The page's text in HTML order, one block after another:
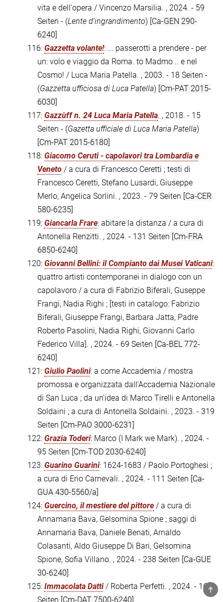
vita e dell'opera / Vincenzo Marsilia. , 2024. - 59
Seiten - (Lente d'ingrandimento) [Ca-GEN 290-
6240]
116: Gazzetta volante!: ... passerotti a prendere - per
un: volo e viaggio da Roma. to Madmo .. e nel
Cosmo! / Luca Maria Patella. , 2003. - 18 Seiten -
(Gazzetta ufficiosa di Luca Patella) [Cm-PAT 2015-
6030]
117: Gazzùff n. 24 Luca Maria Patella. , 2018. - 15
Seiten - (Gazetta ufficiale di Luca Maria Patella)
[Cm-PAT 2015-6180]
118: Giacomo Ceruti - capolavori tra Lombardia e
Veneto / a cura di Francesco Ceretti ; testi di
Francesco Ceretti, Stefano Lusardi, Giuseppe
Merlo, Angelica Sorlini. , 2023. - 79 Seiten [Ca-CER
580-6235]
119: Giancarla Frare: abitare la distanza / a cura di
Antonella Renzitti. , 2024. - 131 Seiten [Cm-FRA
6850-6240]
120: Giovanni Bellini: il Compianto dai Musei Vaticani:
quattro artisti contemporanei in dialogo con un
capolavoro / a cura di Fabrizio Biferali, Guseppe
Frangi, Nadia Righi ; [testi in catalogo: Fabrizio
Biferali, Giuseppe Frangi, Barbara Jatta, Padre
Roberto Pasolini, Nadia Righi, Giovanni Carlo
Federico Villa]. , 2024. - 69 Seiten [Ca-BEL 772-
6240]
121: Giulio Paolini: a come Accademia / mostra
promossa e organizzata dall'Accademia Nazionale
di San Luca ; da un'idea di Marco Tirelli e Antonella
Soldaini ; a cura di Antonella Soldaini. , 2023. - 319
Seiten [Cm-PAO 3000-6231]
122: Grazia Toderi: Marco (I Mark we Mark). , 2024. -
95 Seiten [Cm-TOD 2030-6240]
123: Guarino Guarini: 1624-1683 / Paolo Portoghesi ;
a cura di Erio Carnevali. , 2024. - 111 Seiten [Ca-
GUA 430-5560/a]
124: Guercino, il mestiere del pittore / a cura di
Annamaria Bava, Gelsomina Spione ; saggi di
Annamaria Bava, Daniele Benati, Arnaldo
Colasanti, Aldo Giuseppe Di Bari, Gelsomina
Spione, Sofia Villano. , 2024. - 238 Seiten [Ca-GUE
30-6240]
125: Immacolata Datti/ Roberta Perfetti. , 2024. - 167
Seiten [Cm-DAT 7500-6240]
TOP